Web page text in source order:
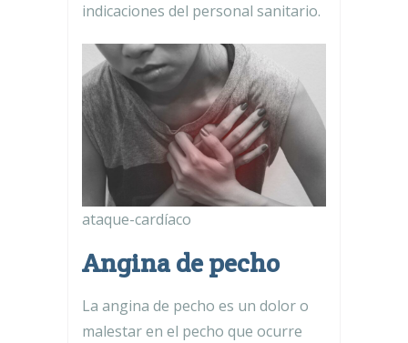
indicaciones del personal sanitario.
ataque-cardíaco
Angina de pecho
La angina de pecho es un dolor o
malestar en el pecho que ocurre